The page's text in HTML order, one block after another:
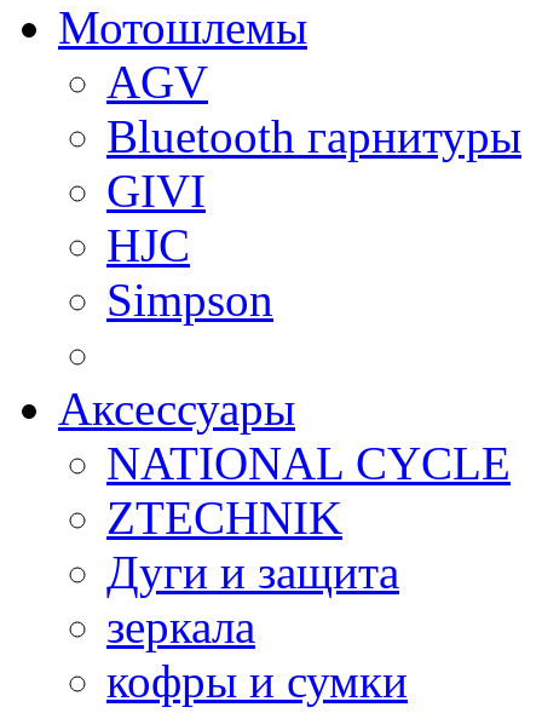
Мотошлемы
AGV
Bluetooth гарнитуры
GIVI
HJC
Simpson
Аксессуары
NATIONAL CYCLE
ZTECHNIK
Дуги и защита
зеркала
кофры и сумки